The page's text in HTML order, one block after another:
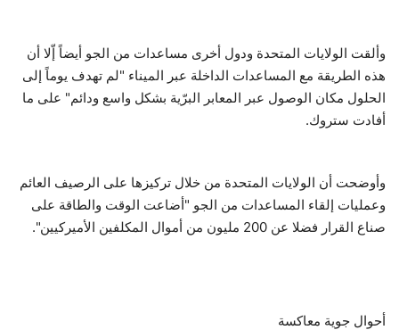
وألقت الولايات المتحدة ودول أخرى مساعدات من الجو أيضاً إّلا أن
هذه الطريقة مع المساعدات الداخلة عبر الميناء "لم تهدف يوماً إلى
الحلول مكان الوصول عبر المعابر البرّية بشكل واسع ودائم" على ما
أفادت ستروك.
وأوضحت أن الولايات المتحدة من خلال تركيزها على الرصيف العائم
وعمليات إلقاء المساعدات من الجو "أضاعت الوقت والطاقة على
صناع القرار فضلا عن 200 مليون من أموال المكلفين الأميركيين".
أحوال جوية معاكسة